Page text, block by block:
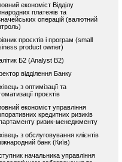
економіст Відділу
платежів та
операцій (валютний
проєктів і програм (small
product owner)
Б2 (Analyst B2)
відділення Банку
з оптимізації та
проєктів
економіст управління
кредитних ризиків
ризик-менеджменту
з обслуговування клієнтів
банк (Київ)
начальника управління